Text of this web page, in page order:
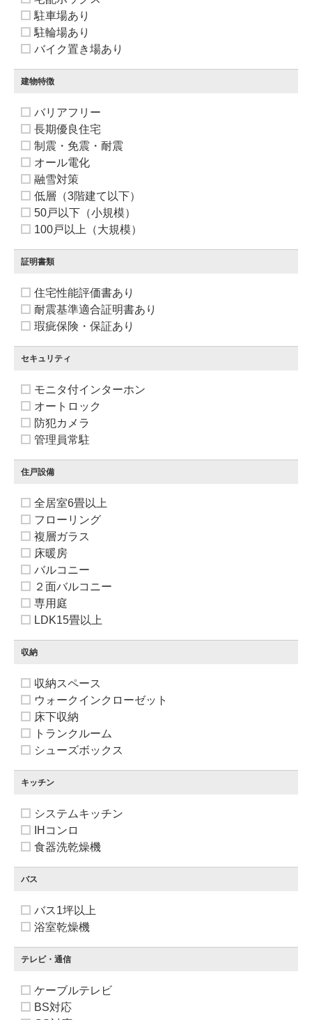
駐車場あり
駐輪場あり
バイク置き場あり
建物特徴
バリアフリー
長期優良住宅
制震・免震・耐震
オール電化
融雪対策
低層（3階建て以下）
50戸以下（小規模）
100戸以上（大規模）
証明書類
住宅性能評価書あり
耐震基準適合証明書あり
瑕疵保険・保証あり
セキュリティ
モニタ付インターホン
オートロック
防犯カメラ
管理員常駐
住戸設備
全居室6畳以上
フローリング
複層ガラス
床暖房
バルコニー
２面バルコニー
専用庭
LDK15畳以上
収納
収納スペース
ウォークインクローゼット
床下収納
トランクルーム
シューズボックス
キッチン
システムキッチン
IHコンロ
食器洗乾燥機
バス
バス1坪以上
浴室乾燥機
テレビ・通信
ケーブルテレビ
BS対応